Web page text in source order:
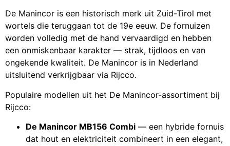
De Manincor is een historisch merk uit Zuid-Tirol met
wortels die teruggaan tot de 19e eeuw. De fornuizen
worden volledig met de hand vervaardigd en hebben
een onmiskenbaar karakter — strak, tijdloos en van
ongekende kwaliteit. De Manincor is in Nederland
uitsluitend verkrijgbaar via Rijcco.
Populaire modellen uit het De Manincor-assortiment bij
Rijcco:
De Manincor MB156 Combi — een hybride fornuis
dat hout en elektriciteit combineert in een elegant,